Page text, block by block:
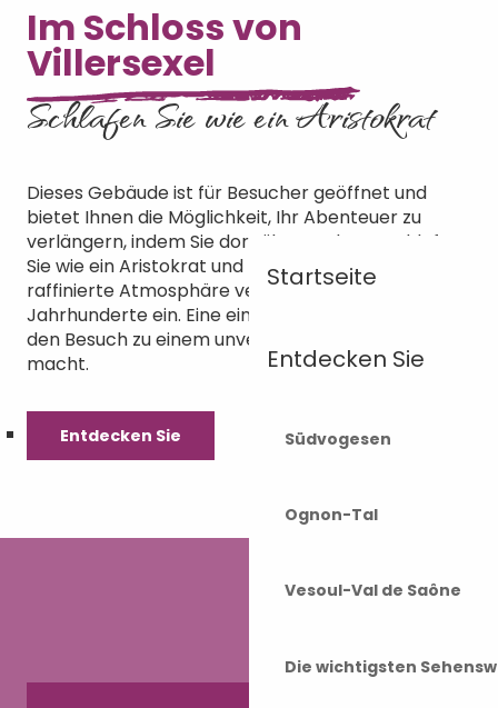
Startseite
Entdecken Sie
Südvogesen
Ognon-Tal
Vesoul-Val de Saône
Die wichtigsten
Im Schloss von
Villersexel
Schlafen Sie wie ein Aristokrat
Dieses Gebäude ist für Besucher geöffnet und
bietet Ihnen die Möglichkeit, Ihr Abenteuer zu
verlängern, indem Sie dort übernachten. Schlafen
Sie wie ein Aristokrat und tauchen Sie in die
raffinierte Atmosphäre vergangener
Jahrhunderte ein. Eine einzigartige Erfahrung, die
den Besuch zu einem unvergesslichen Aufenthalt
macht.
Entdecken Sie